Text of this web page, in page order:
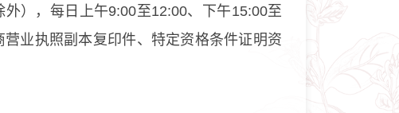
），每日上午9:00至12:00、下午15:00至
业执照副本复印件、特定资格条件证明资